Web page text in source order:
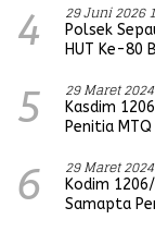
4 29 Juni 2026
Polsek
HUT Ke-80
5 29 Maret
Kasdim
Penitia
6 29 Maret
Kodim
Samapta